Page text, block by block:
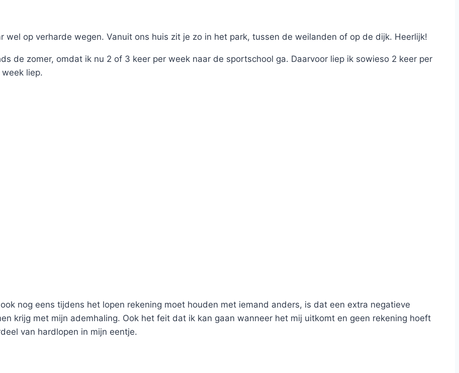
op verharde wegen. Vanuit ons huis zit je zo in het park, tussen de weilanden of op de dijk. Heerlijk!
de zomer, omdat ik nu 2 of 3 keer per week naar de sportschool ga. Daarvoor liep ik sowieso 2 keer per
liep.
nog eens tijdens het lopen rekening moet houden met iemand anders, is dat een extra negatieve
krijg met mijn ademhaling. Ook het feit dat ik kan gaan wanneer het mij uitkomt en geen rekening hoeft
van hardlopen in mijn eentje.